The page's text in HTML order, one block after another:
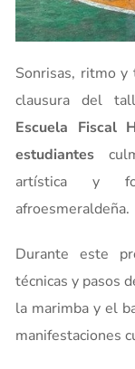
Sonrisas, ritmo y
clausura del
Escuela Fiscal
estudiantes
artística y
afroesmeraldeña.
Durante este
técnicas y pasos
la marimba y el
manifestaciones